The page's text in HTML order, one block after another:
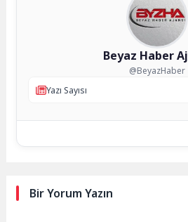
Beyaz Haber
@BeyazHaber
Yazı Sayısı
Bir Yorum Yazın